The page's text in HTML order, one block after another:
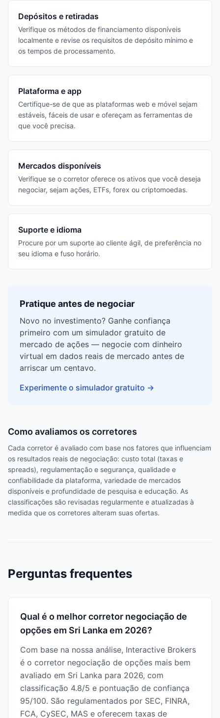
Depósitos e retiradas
Verifique os métodos de financiamento disponíveis
localmente e revise os requisitos de depósito mínimo e
os tempos de processamento.
Plataforma e app
Certifique-se de que as plataformas web e móvel sejam
estáveis, fáceis de usar e ofereçam as ferramentas de
que você precisa.
Mercados disponíveis
Verifique se o corretor oferece os ativos que você deseja
negociar, sejam ações, ETFs, forex ou criptomoedas.
Suporte e idioma
Procure por um suporte ao cliente ágil, de preferência no
seu idioma e fuso horário.
Pratique antes de negociar
Novo no investimento? Ganhe confiança
primeiro com um simulador gratuito de
mercado de ações — negocie com dinheiro
virtual em dados reais de mercado antes de
arriscar um centavo.
Experimente o simulador gratuito →
Como avaliamos os corretores
Cada corretor é avaliado com base nos fatores que influenciam
os resultados reais de negociação: custo total (taxas e
spreads), regulamentação e segurança, qualidade e
confiabilidade da plataforma, variedade de mercados
disponíveis e profundidade de pesquisa e educação. As
classificações são revisadas regularmente e atualizadas à
medida que os corretores alteram suas ofertas.
Perguntas frequentes
Qual é o melhor corretor negociação de
opções em Sri Lanka em 2026?
Com base na nossa análise, Interactive Brokers
é o corretor negociação de opções mais bem
avaliado em Sri Lanka para 2026, com
classificação 4.8/5 e pontuação de confiança
95/100. São regulamentados por SEC, FINRA,
FCA, CySEC, MAS e oferecem taxas de